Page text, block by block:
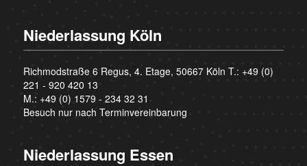
Niederlassung Köln
Richmodstraße 6 Regus, 4. Etage, 50667 Köln T.: +49 (0)
221 - 920 420 13
M.: +49 (0) 1579 - 234 32 31
Besuch nur nach Terminvereinbarung
Niederlassung Essen